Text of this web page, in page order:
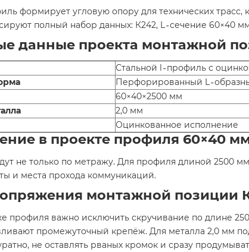
формирует угловую опору для технических трасс,
полный набор данных: К242, L‑сечение 60×40
данные проекта монтажной
Стальной l‑профиль с
Перфорированный
60×40×2500 мм
2,0 мм
Оцинкованное исполнение
в проекте профиля 60×40
не только по метражу. Для профиля длиной 2500
и места прохода коммуникаций.
монтажной позиции
профиля важно исключить скручивание по длине
промежуточный крепёж. Для металла 2,0 мм
не оставлять рваных кромок и сразу